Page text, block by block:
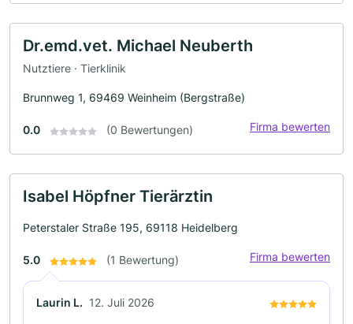
Dr.emd.vet. Michael Neuberth
Nutztiere · Tierklinik
Brunnweg 1, 69469 Weinheim (Bergstraße)
0.0 (0 Bewertungen) Firma bewerten
Isabel Höpfner Tierärztin
Peterstaler Straße 195, 69118 Heidelberg
5.0 (1 Bewertung) Firma bewerten
Laurin L. 12. Juli 2026